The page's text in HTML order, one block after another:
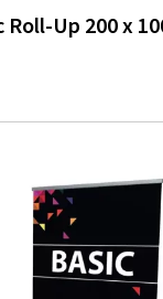
Roll-Up 200 x